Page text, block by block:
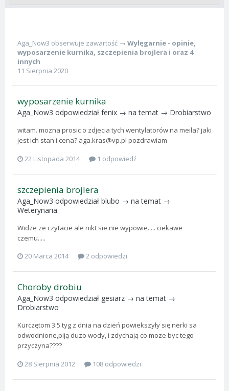
Aga_Now3 obserwuje zawartość → Wylęgarnie - opinie,
wyposarzenie kurnika, szczepienia brojlera i oraz 4
innych
11 Sierpnia 2020
wyposarzenie kurnika
Aga_Now3 odpowiedział fenix → na temat → Drobiarstwo
witam. mozna prosic o zdjecia tych wentylatorów na meila? jaki
jest ich stan i cena? aga.kras@vp.pl pozdrawiam
22 Listopada 2014
1 odpowiedź
szczepienia brojlera
Aga_Now3 odpowiedział blubo → na temat →
Weterynaria
Widze ze czytacie ale nikt sie nie wypowie..... ciekawe
czemu.....
20 Marca 2014
2 odpowiedzi
Choroby drobiu
Aga_Now3 odpowiedział gesiarz → na temat →
Drobiarstwo
Kurczętom 3.5 tyg z dnia na dzień powiekszyły się nerki sa
odwodnione,piją duzo wody, i zdychają co moze byc tego
przyczyna????
28 Sierpnia 2012
108 odpowiedzi